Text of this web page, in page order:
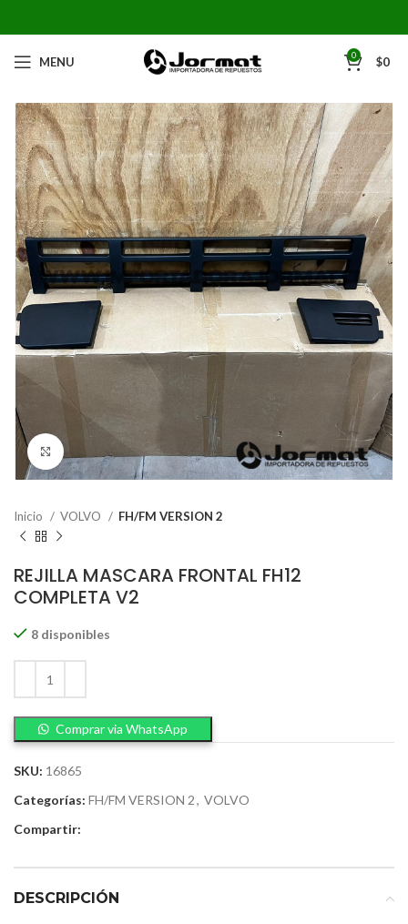
MENU 0 $0
Click to enlarge
Inicio VOLVO FH/FM VERSION 2
REJILLA MASCARA FRONTAL FH12
COMPLETA V2
8 disponibles
Comprar via WhatsApp
SKU: 16865
Categorías: FH/FM VERSION 2, VOLVO
Compartir:
DESCRIPCIÓN